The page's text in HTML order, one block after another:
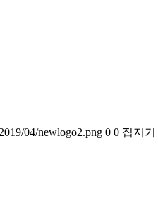
04/newlogo2.png 0 0 집지기